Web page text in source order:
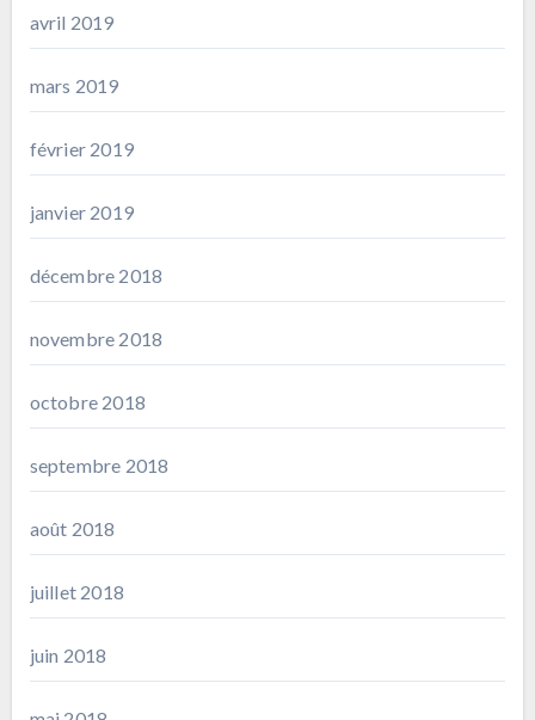
avril 2019
mars 2019
février 2019
janvier 2019
décembre 2018
novembre 2018
octobre 2018
septembre 2018
août 2018
juillet 2018
juin 2018